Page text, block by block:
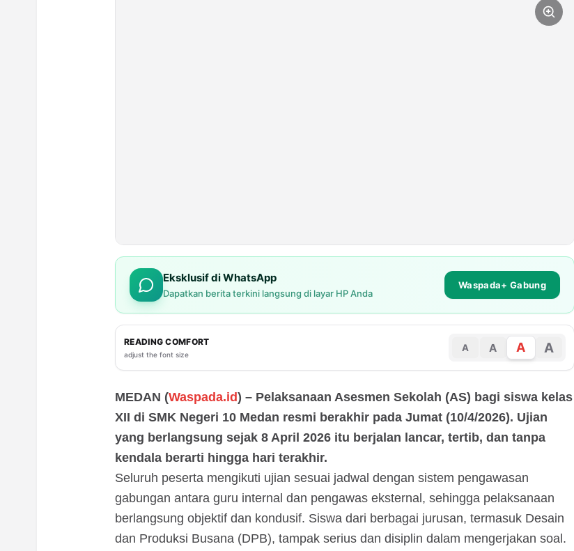
Eksklusif di WhatsApp
Dapatkan berita terkini langsung di layar HP Anda
Waspada+ Gabung
READING COMFORT
adjust the font size
A A A A
MEDAN (Waspada.id) – Pelaksanaan Asesmen Sekolah (AS) bagi siswa kelas
XII di SMK Negeri 10 Medan resmi berakhir pada Jumat (10/4/2026). Ujian
yang berlangsung sejak 8 April 2026 itu berjalan lancar, tertib, dan tanpa
kendala berarti hingga hari terakhir.
Seluruh peserta mengikuti ujian sesuai jadwal dengan sistem pengawasan
gabungan antara guru internal dan pengawas eksternal, sehingga pelaksanaan
berlangsung objektif dan kondusif. Siswa dari berbagai jurusan, termasuk Desain
dan Produksi Busana (DPB), tampak serius dan disiplin dalam mengerjakan soal.